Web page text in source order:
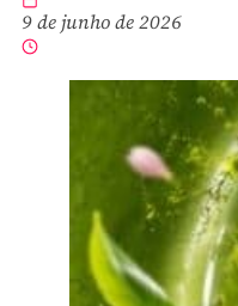
9 de junho de 2026